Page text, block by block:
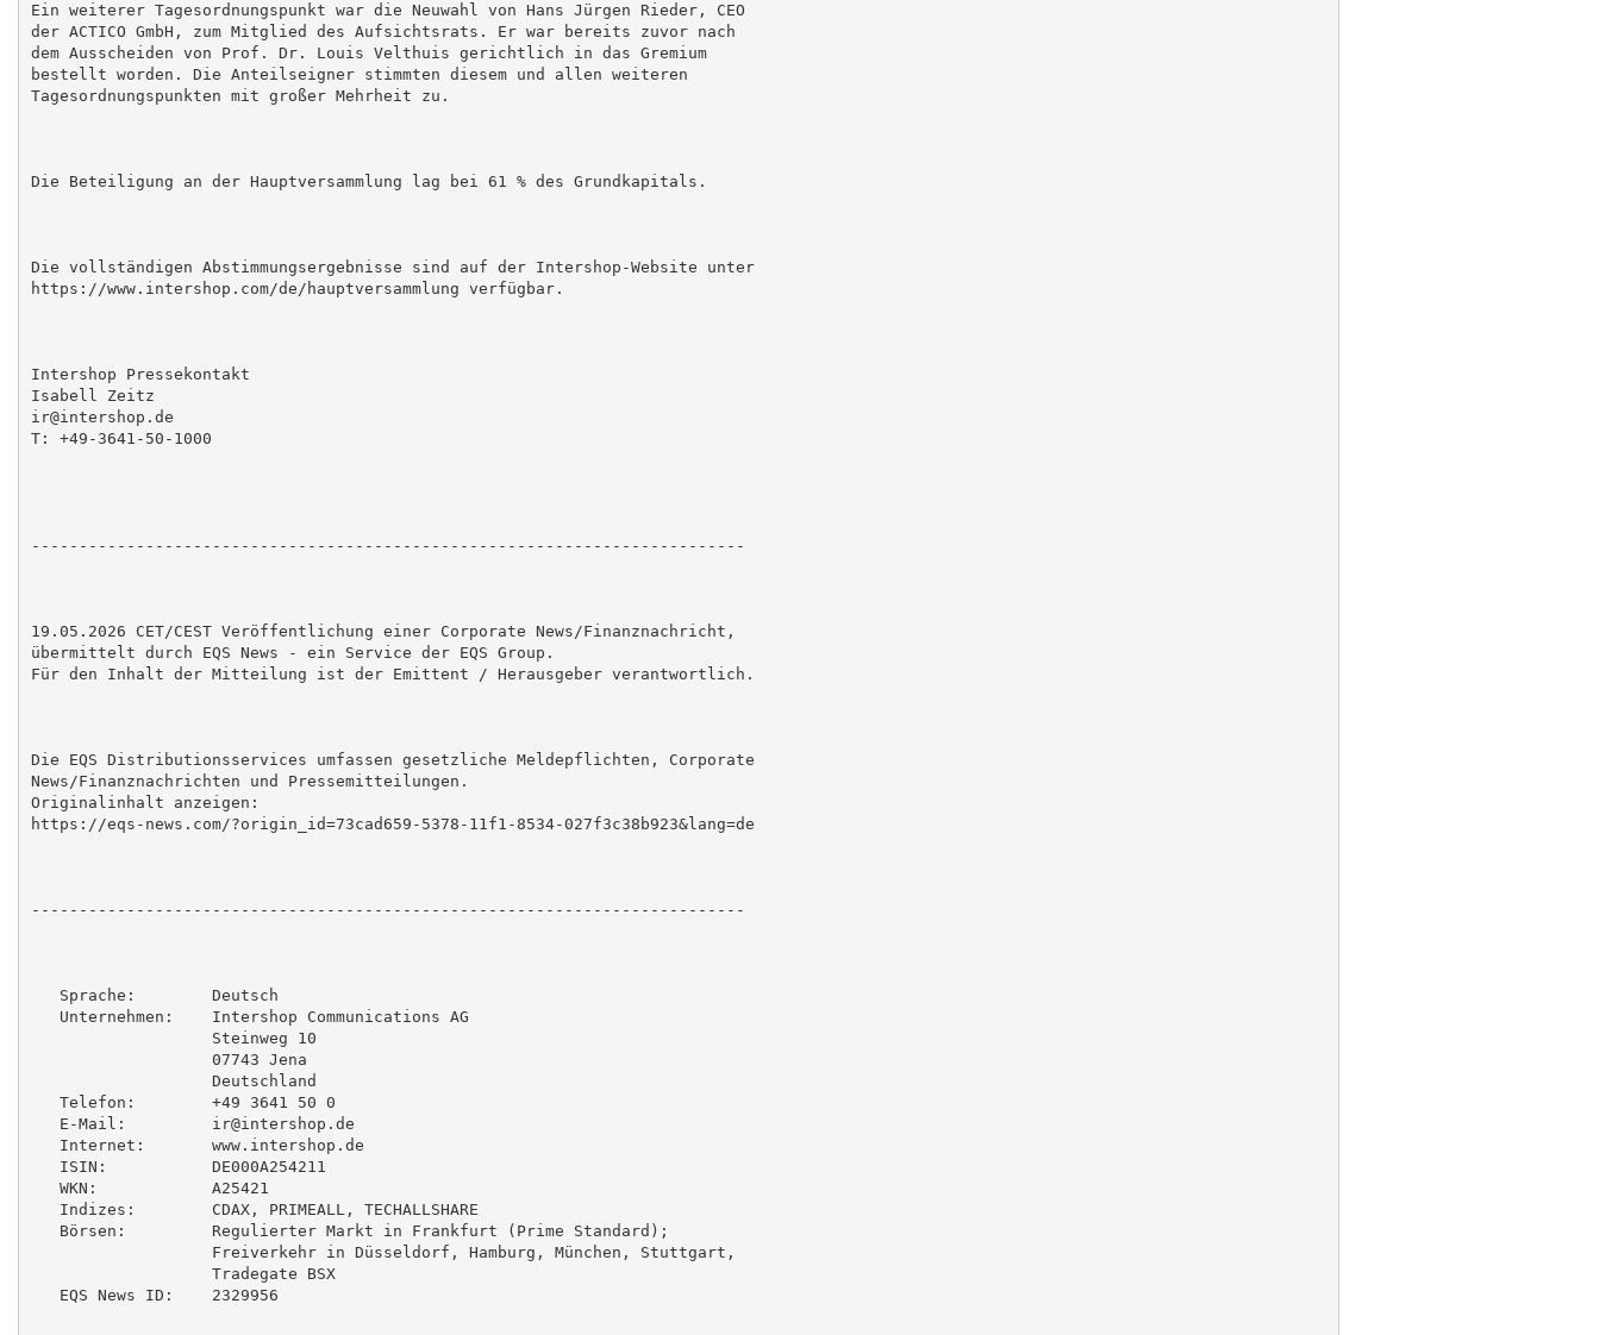
Ein weiterer Tagesordnungspunkt war die Neuwahl von Hans Jürgen Rieder, CEO
der ACTICO GmbH, zum Mitglied des Aufsichtsrats. Er war bereits zuvor nach
dem Ausscheiden von Prof. Dr. Louis Velthuis gerichtlich in das Gremium
bestellt worden. Die Anteilseigner stimmten diesem und allen weiteren
Tagesordnungspunkten mit großer Mehrheit zu.
Die Beteiligung an der Hauptversammlung lag bei 61 % des Grundkapitals.
Die vollständigen Abstimmungsergebnisse sind auf der Intershop-Website unter
https://www.intershop.com/de/hauptversammlung verfügbar.
Intershop Pressekontakt
Isabell Zeitz
ir@intershop.de
T: +49-3641-50-1000
---------------------------------------------------------------------------
19.05.2026 CET/CEST Veröffentlichung einer Corporate News/Finanznachricht,
übermittelt durch EQS News - ein Service der EQS Group.
Für den Inhalt der Mitteilung ist der Emittent / Herausgeber verantwortlich.
Die EQS Distributionsservices umfassen gesetzliche Meldepflichten, Corporate
News/Finanznachrichten und Pressemitteilungen.
Originalinhalt anzeigen:
https://eqs-news.com/?origin_id=73cad659-5378-11f1-8534-027f3c38b923&lang=de
---------------------------------------------------------------------------
   Sprache:        Deutsch
   Unternehmen:    Intershop Communications AG
                   Steinweg 10
                   07743 Jena
                   Deutschland
   Telefon:        +49 3641 50 0
   E-Mail:         ir@intershop.de
   Internet:       www.intershop.de
   ISIN:           DE000A254211
   WKN:            A25421
   Indizes:        CDAX, PRIMEALL, TECHALLSHARE
   Börsen:         Regulierter Markt in Frankfurt (Prime Standard);
                   Freiverkehr in Düsseldorf, Hamburg, München, Stuttgart,
                   Tradegate BSX
   EQS News ID:    2329956